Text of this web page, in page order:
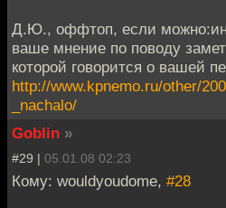
Д.Ю., оффтоп, если
ваше мнение по поводу
которой говорится о вашей
http://www.kpnemo.ru/other/
_nachalo/
Goblin »
#29 | 05.01.08 02:23
Кому: wouldyoudome, #28